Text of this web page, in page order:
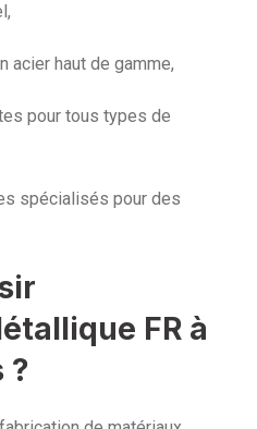
acier haut de gamme,
pour tous types de
spécialisés pour des
FR à
?